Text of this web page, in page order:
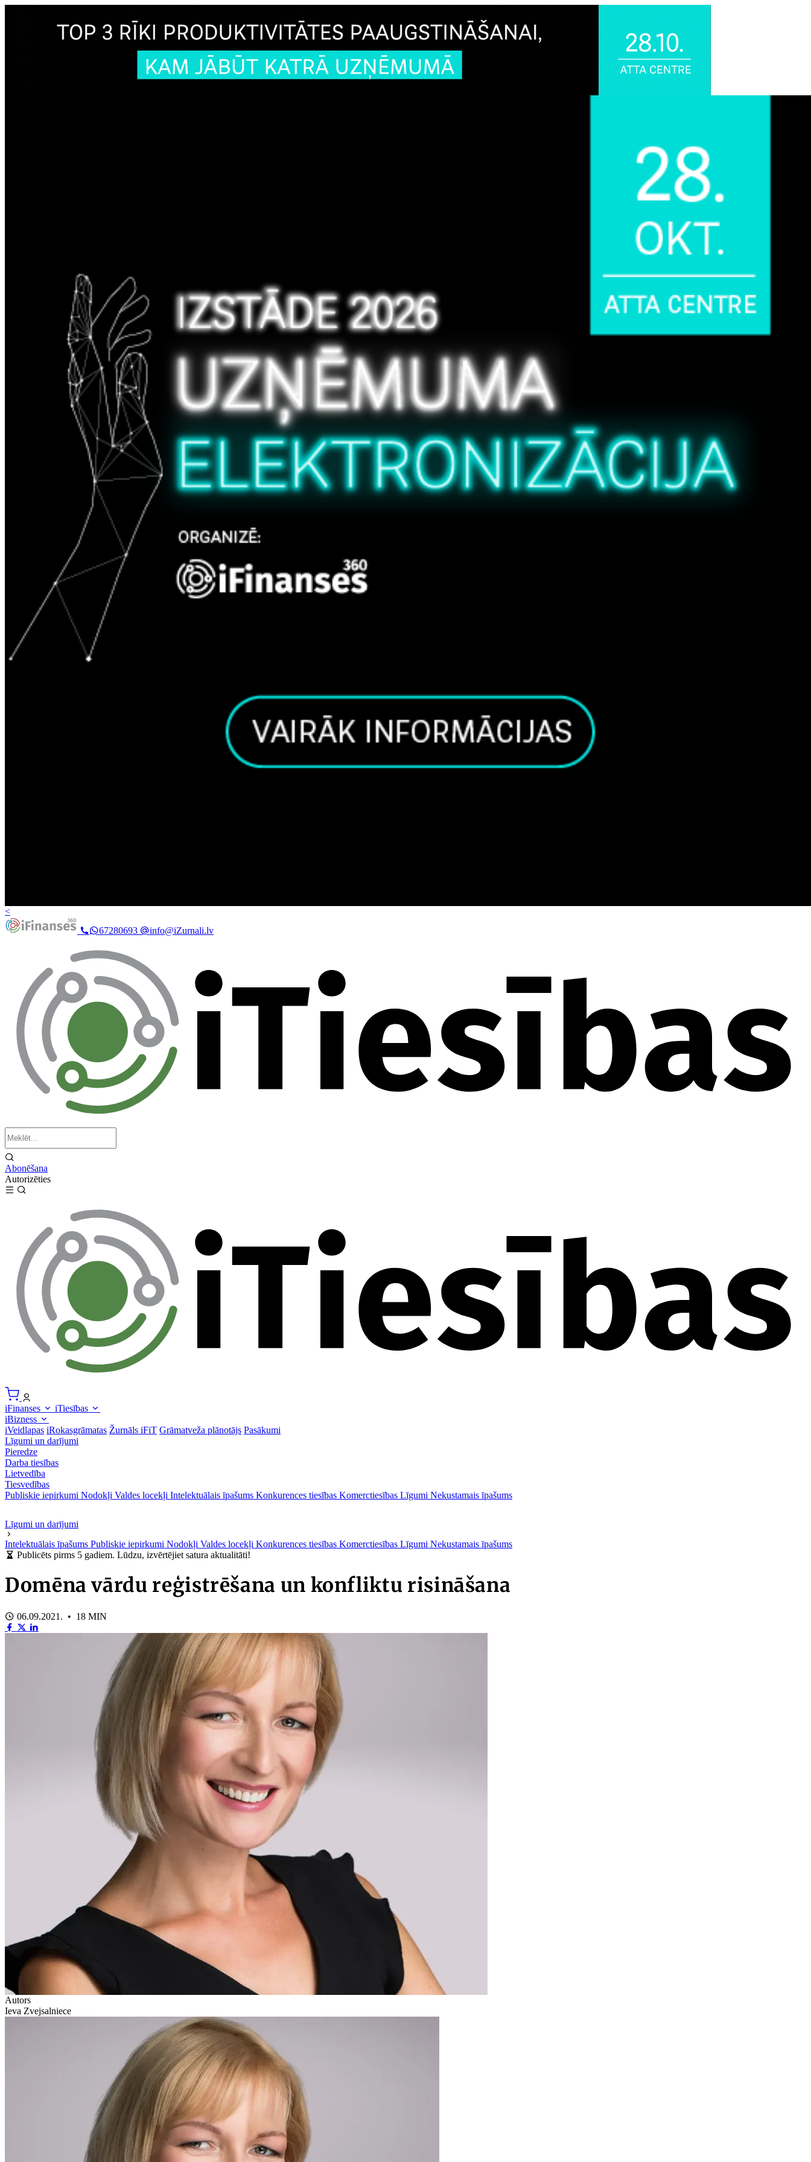
<
67280693
info@iZurnali.lv
Abonēšana
Autorizēties
iFinanses
iTiesības
iBizness
iVeidlapas iRokasgrāmatas Žurnāls iFiT Grāmatveža plānotājs Pasākumi
Līgumi un darījumi
Pieredze
Darba tiesības
Lietvedība
Tiesvedības
Publiskie iepirkumi Nodokļi Valdes locekļi Intelektuālais īpašums Konkurences tiesības Komerctiesības Līgumi Nekustamais īpašums
Līgumi un darījumi
Intelektuālais īpašums Publiskie iepirkumi Nodokļi Valdes locekļi Konkurences tiesības Komerctiesības Līgumi Nekustamais īpašums
Publicēts pirms 5 gadiem. Lūdzu, izvērtējiet satura aktualitāti!
Domēna vārdu reģistrēšana un konfliktu risināšana
06.09.2021. • 18 MIN
Autors
Ieva Zvejsalniece